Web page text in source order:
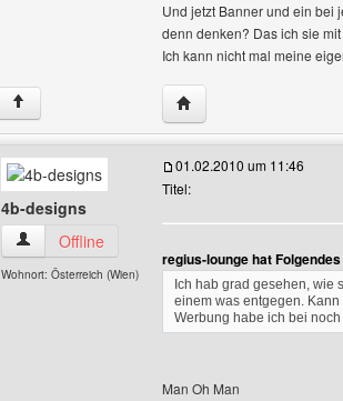
Und jetzt Banner und ein bei
denn denken? Das ich sie
Ich kann nicht mal meine
↑ Website dieses
4b-designs
4b-designs Benutzer-Profile anzeigen
Offline
Wohnort: Österreich (Wien)
01.02.2010 um 11:46
Titel:
regius-lounge hat
Ich hab grad gesehen, wie
einem was entgegen.
Werbung habe ich bei
Man Oh Man